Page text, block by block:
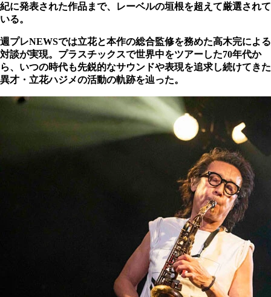
紀に発表された作品まで、レーベルの垣根を超えて厳選されて
いる。
週プレNEWSでは立花と本作の総合監修を務めた高木完による
対談が実現。プラスチックスで世界中をツアーした70年代か
ら、いつの時代も先鋭的なサウンドや表現を追求し続けてきた
異才・立花ハジメの活動の軌跡を辿った。